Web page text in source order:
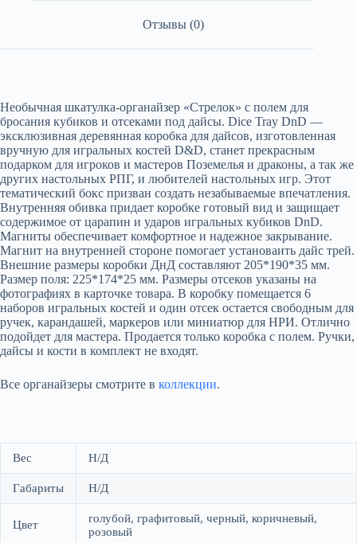
Отзывы (0)
Необычная шкатулка-органайзер «Стрелок» с полем для
бросания кубиков и отсеками под дайсы. Dice Tray DnD —
эксклюзивная деревянная коробка для дайсов, изготовленная
вручную для игральных костей D&D, станет прекрасным
подарком для игроков и мастеров Поземелья и драконы, а так же
других настольных РПГ, и любителей настольных игр. Этот
тематический бокс призван создать незабываемые впечатления.
Внутренняя обивка придает коробке готовый вид и защищает
содержимое от царапин и ударов игральных кубиков DnD.
Магниты обеспечивает комфортное и надежное закрывание.
Магнит на внутренней стороне помогает установаить дайс трей.
Внешние размеры коробки ДнД составляют 205*190*35 мм.
Размер поля: 225*174*25 мм. Размеры отсеков указаны на
фотографиях в карточке товара. В коробку помещается 6
наборов игральных костей и один отсек остается свободным для
ручек, карандашей, маркеров или миниатюр для НРИ. Отлично
подойдет для мастера. Продается только коробка с полем. Ручки,
дайсы и кости в комплект не входят.
Все органайзеры смотрите в коллекции.
Вес Н/Д
Габариты Н/Д
Цвет
голубой, графитовый, черный, коричневый,
розовый